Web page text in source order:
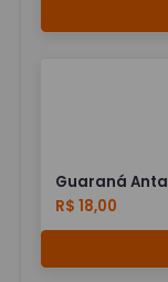
Guaraná
R$ 18,00